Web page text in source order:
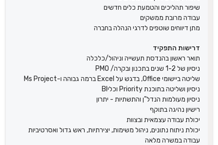
שיפור תהליכים והטמעת כלים חדשים
עבודה מרובת ממשקים
מתן דיווחים שוטפים לדרגי הנהלה בחברה
דרישות התפקיד
תואר ראשון בהנדסת תעשייה וניהול/כלכלה
ניסיון של 1-2 שנים בתכנון ובקרה/ PMO
שליטה ביישומי Office, בדגש על Excel ברמה גבוהה ו-Ms Project
ניסיון ושליטה בתוכנת Priority וכליBI
ניסיון מעולמות הנדל"ן והתשתיות - יתרון
רישיון נהיגה בתוקף
יכולת עבודה עצמאית ובצוות
יכולת ניתוח נתונים, ניהול משימות, יצירתיות, ראש גדול ואסרטיביות
עבודה במשרה מלאה